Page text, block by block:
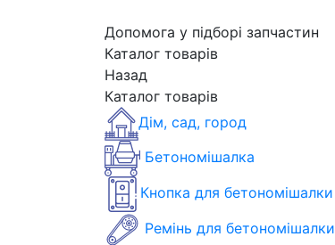
Допомога у підборі запчастин
Каталог товарів
Назад
Каталог товарів
Дім, сад, город
Бетономішалка
Кнопка для бетономішалки
Ремінь для бетономішалки